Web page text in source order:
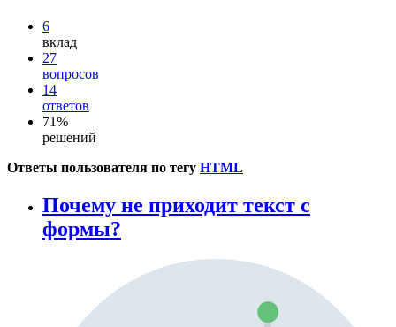
6
вклад
27
вопросов
14
ответов
71%
решений
Ответы пользователя по тегу HTML
Почему не приходит текст с
формы?